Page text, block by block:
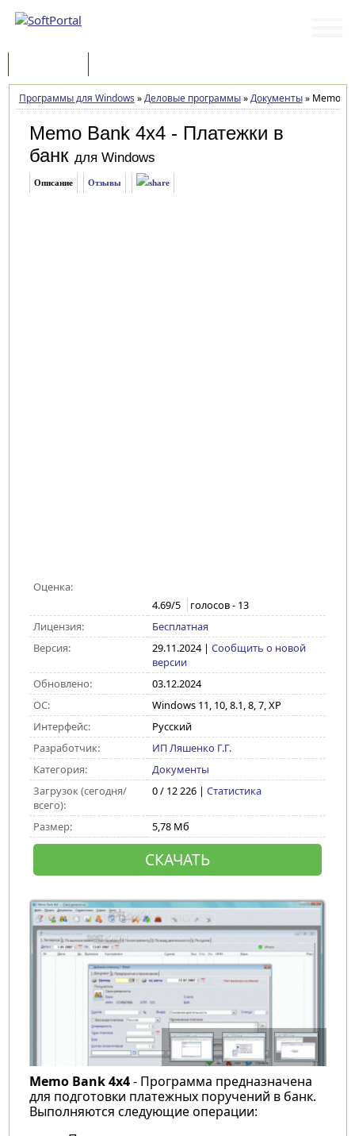
Программы для Windows »Деловые программы»Документы»Memo
Memo Bank 4x4 - Платежки в
банк для Windows
Описание Отзывы
Оценка:
4.69/5 голосов - 13
Лицензия:
Бесплатная
Версия:
29.11.2024| Сообщить о новой
версии
Обновлено:
03.12.2024
ОС:
Windows 11, 10, 8.1, 8, 7, XP
Интерфейс:
Русский
Разработчик:
ИП Ляшенко Г.Г.
Категория:
Документы
Загрузок (сегодня/
всего):
0 / 12 226 | Статистика
Размер: 5,78 Мб
СКАЧАТЬ
Memo Bank 4x4- Программа предназначена
для подготовки платежных поручений в банк.
Выполняются следующие операции: